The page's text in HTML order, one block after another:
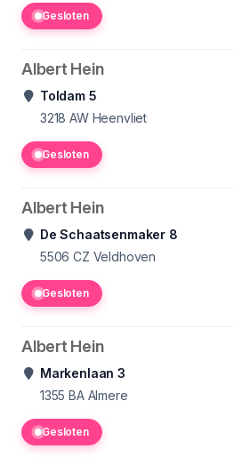
Gesloten
Albert Hein
Toldam 5
3218 AW Heenvliet
Gesloten
Albert Hein
De Schaatsenmaker 8
5506 CZ Veldhoven
Gesloten
Albert Hein
Markenlaan 3
1355 BA Almere
Gesloten